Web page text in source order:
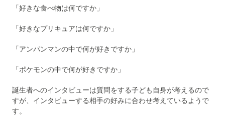
「好きな食べ物は何ですか」
「好きなプリキュアは何ですか」
「アンパンマンの中で何が好きですか」
「ポケモンの中で何が好きですか」
誕生者へのインタビューは質問をする子ども自身が考えるので
すが、インタビューする相手の好みに合わせ考えているようで
す。